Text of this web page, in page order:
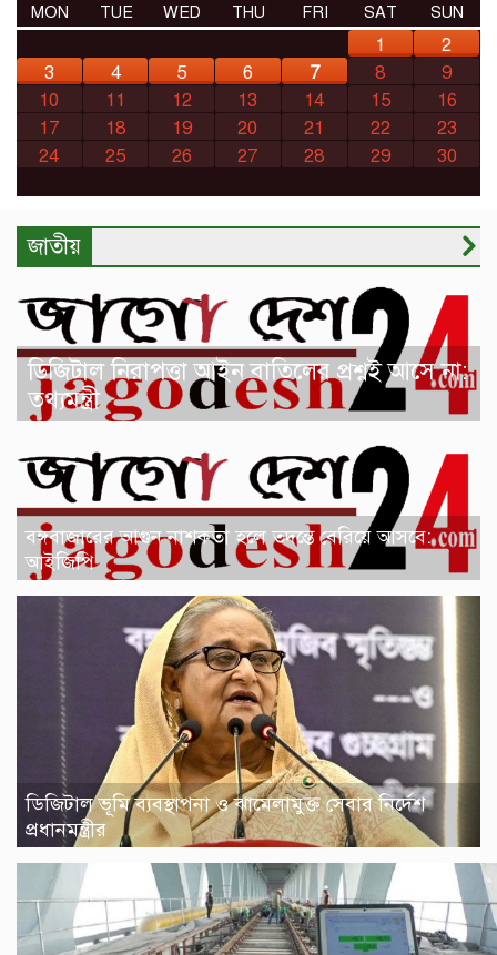
MON TUE WED THU FRI SAT SUN
1
2
3
4 5 6 7 8
9
10
11 12 13 14 15
16
17
18 19 20 21 22
23
24
25 26 27 28 29 30
জাতীয়
ডিজিটাল নিরাপত্তা আইন বাতিলের প্রশ্নই আসে না:
তথ্যমন্ত্রী
বঙ্গবাজারের আগুন নাশকতা হলে তদন্তে বেরিয়ে আসবে:
আইজিপি
ডিজিটাল ভূমি ব্যবস্থাপনা ও ঝামেলামুক্ত সেবার নির্দেশ
প্রধানমন্ত্রীর